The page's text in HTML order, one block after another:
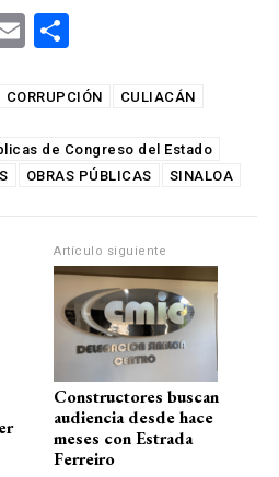
E
ail m
p
ar
CORRUPCIÓN
CULIACÁN
de Congreso del Estado
OBRAS PÚBLICAS SINALOA
Artículo siguiente
Constructores buscan
audiencia desde hace
meses con Estrada
Ferreiro